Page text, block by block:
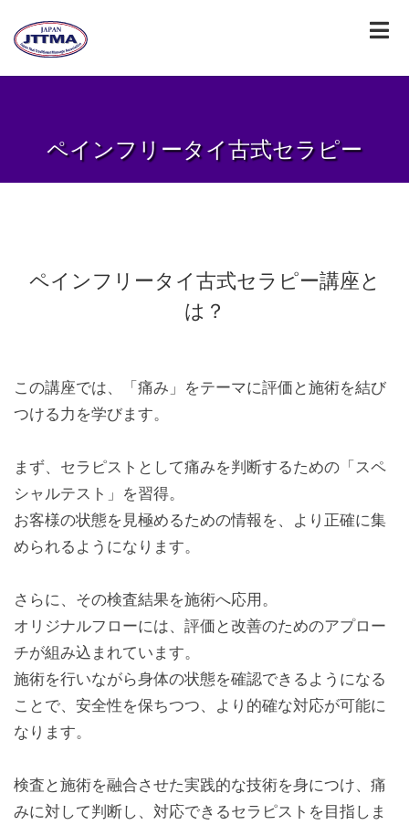
ペインフリータイ古式セラピー
ペインフリータイ古式セラピー講座と
は？
この講座では、「痛み」をテーマに評価と施術を結び
つける力を学びます。
まず、セラピストとして痛みを判断するための「スペ
シャルテスト」を習得。
お客様の状態を見極めるための情報を、より正確に集
められるようになります。
さらに、その検査結果を施術へ応用。
オリジナルフローには、評価と改善のためのアプロー
チが組み込まれています。
施術を行いながら身体の状態を確認できるようになる
ことで、安全性を保ちつつ、より的確な対応が可能に
なります。
検査と施術を融合させた実践的な技術を身につけ、痛
みに対して判断し、対応できるセラピストを目指しま